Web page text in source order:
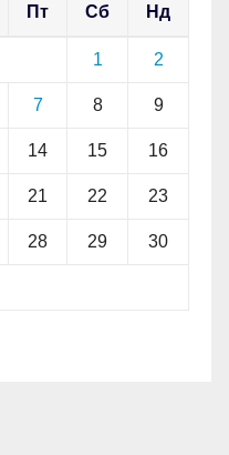
Пт Сб Нд
1 2
7 8 9
14 15 16
21 22 23
28 29 30